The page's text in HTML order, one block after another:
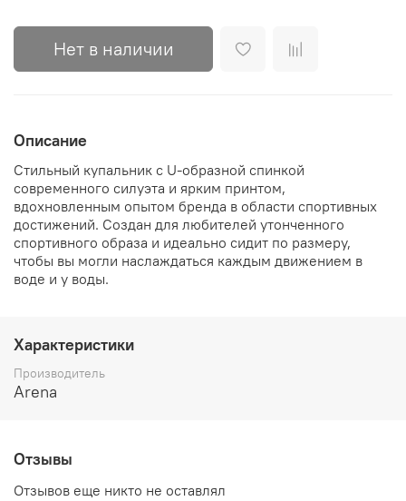
Нет в наличии
Описание
Стильный купальник с U-образной спинкой
современного силуэта и ярким принтом,
вдохновленным опытом бренда в области спортивных
достижений. Создан для любителей утонченного
спортивного образа и идеально сидит по размеру,
чтобы вы могли наслаждаться каждым движением в
воде и у воды.
Характеристики
Производитель
Arena
Отзывы
Отзывов еще никто не оставлял